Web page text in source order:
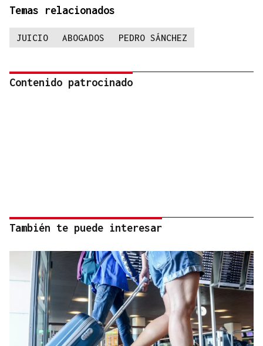
Temas relacionados
JUICIO ABOGADOS PEDRO SÁNCHEZ
Contenido patrocinado
También te puede interesar